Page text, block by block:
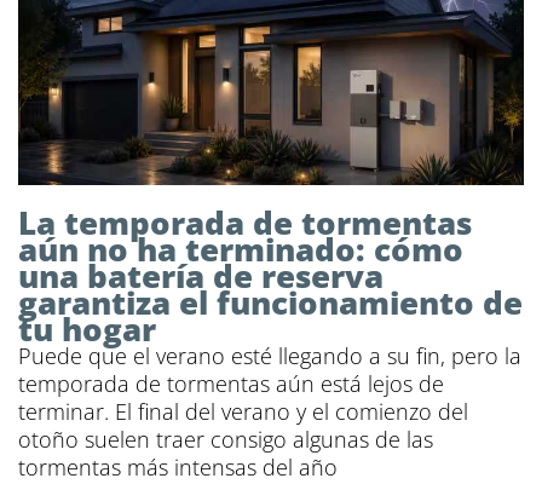
La temporada de tormentas
aún no ha terminado: cómo
una batería de reserva
garantiza el funcionamiento de
tu hogar
Puede que el verano esté llegando a su fin, pero la
temporada de tormentas aún está lejos de
terminar. El final del verano y el comienzo del
otoño suelen traer consigo algunas de las
tormentas más intensas del año